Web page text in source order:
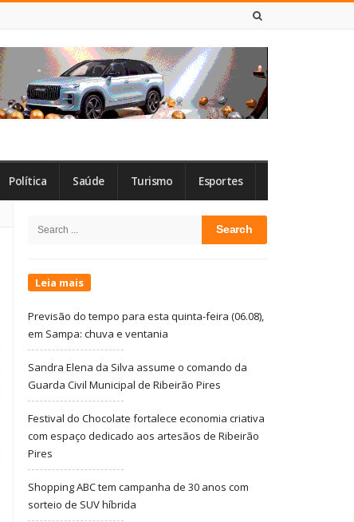
Política Saúde Turismo Esportes
Sidebar
Search
Leia mais
Previsão do tempo para esta quinta-feira (06.08),
em Sampa: chuva e ventania
Sandra Elena da Silva assume o comando da
Guarda Civil Municipal de Ribeirão Pires
Festival do Chocolate fortalece economia criativa
com espaço dedicado aos artesãos de Ribeirão
Pires
Shopping ABC tem campanha de 30 anos com
sorteio de SUV híbrida